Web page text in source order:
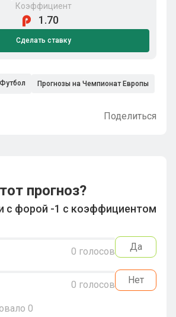
Коэффициент
1.70
Сделать ставку
Прогнозы на Чемпионат Европы
Поделиться
прогноз?
с форой -1 с коэффициентом
0 голосов Да
0 голосов Нет
0